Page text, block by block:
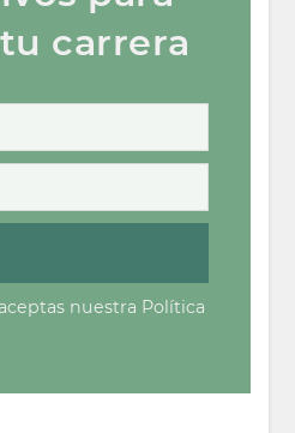
carrera
nuestra Política